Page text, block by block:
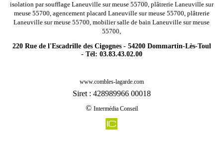
isolation par soufflage Laneuville sur meuse 55700, plâtrerie Laneuville sur
meuse 55700, agencement placard Laneuville sur meuse 55700, plâtrerie
Laneuville sur meuse 55700, mobilier salle de bain Laneuville sur meuse
55700,
220 Rue de l'Escadrille des Cigognes - 54200 Dommartin-Lès-Toul
- Tél: 03.83.43.02.00
Rénovation agencement combles charpentes nant le petit 55500
Rénovation agencement combles charpentes murvaux 55110
www.combles-lagarde.com
Siret : 428989966 00018
© Intermédia Conseil